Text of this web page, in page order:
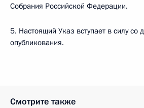
Собрания Российской Федерации.
5. Настоящий Указ вступает в силу со
опубликования.
Смотрите также